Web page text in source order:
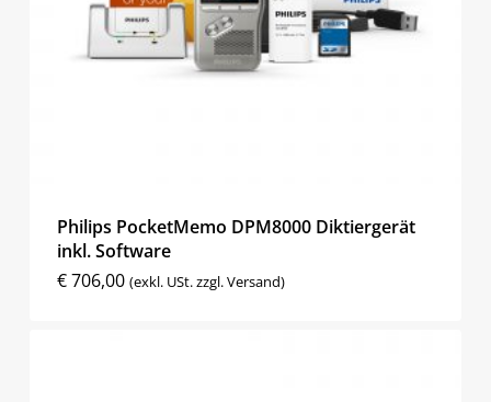
Philips PocketMemo DPM8000 Diktiergerät
inkl. Software
€706,00 (exkl. USt. zzgl. Versand)